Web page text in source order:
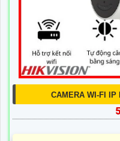
CAMERA WI-FI IP